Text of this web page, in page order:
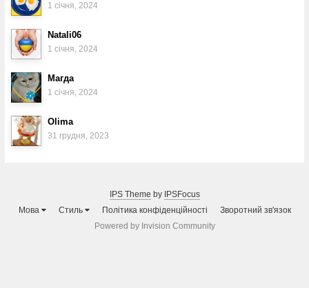
1 січня, 2024
Natali06
1 січня, 2024
Магда
1 січня, 2024
Olima
31 грудня, 2023
IPS Theme by IPSFocus
Мова
Стиль Політика конфіденційності
Зворотний зв'язок
Powered by Invision Community